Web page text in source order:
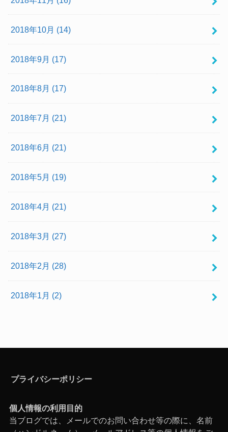
2018年10月 (14)
2018年9月 (17)
2018年8月 (17)
2018年7月 (21)
2018年6月 (21)
2018年5月 (19)
2018年4月 (21)
2018年3月 (27)
2018年2月 (28)
2018年1月 (2)
プライバシーポリシー
個人情報の利用目的
当ブログでは、メールでのお問い合わせ等の際に、名前